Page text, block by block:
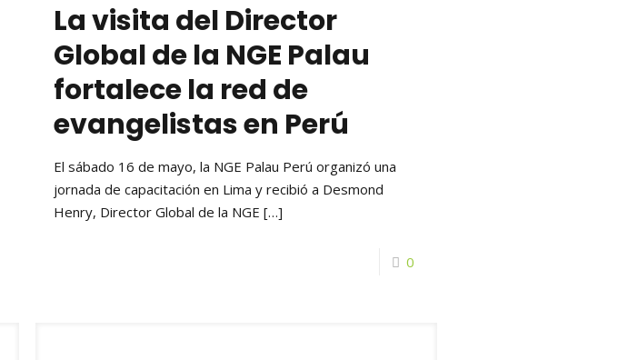
La visita del Director
Global de la NGE Palau
fortalece la red de
evangelistas en Perú
El sábado 16 de mayo, la NGE Palau Perú organizó una
jornada de capacitación en Lima y recibió a Desmond
Henry, Director Global de la NGE […]
0